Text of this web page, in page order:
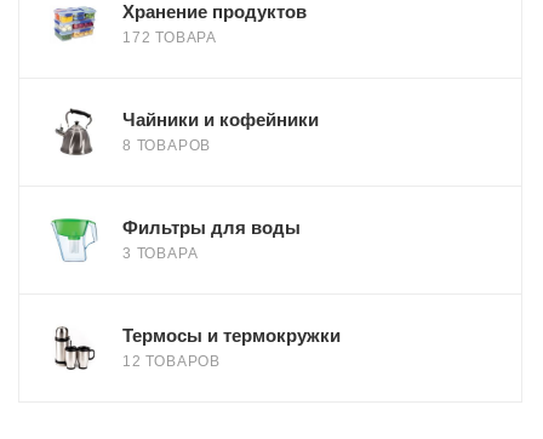
Хранение продуктов
172 ТОВАРА
Чайники и кофейники
8 ТОВАРОВ
Фильтры для воды
3 ТОВАРА
Термосы и термокружки
12 ТОВАРОВ